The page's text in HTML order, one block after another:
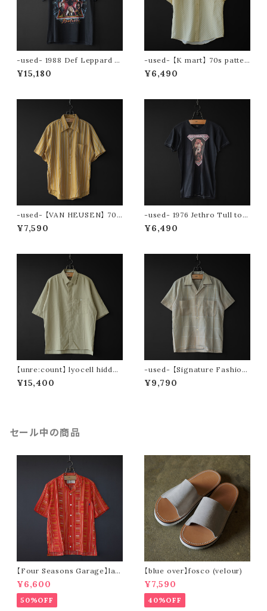
-used- 1988 Def Leppard to
ur tee (Hysteria)
¥15,180
-used- 【K mart】 70s patter
n s/s shirt
¥6,490
-used- 【VAN HEUSEN】 70s
stripe s/s shirt
¥7,590
-used- 1976 Jethro Tull tou
r tee
¥6,490
【unre:count】 lyocell hidden
placket shirt (beige)
¥15,400
-used- 【Signature Fashion
s】 50〜60s s/s open collar
shirt
¥9,790
セール中の商品
【Four Seasons Garage】lad
der stripe open collar s/s s
hirt (orange)
¥6,600
50%OFF
【blue over】fosco (velour)
¥7,590
40%OFF